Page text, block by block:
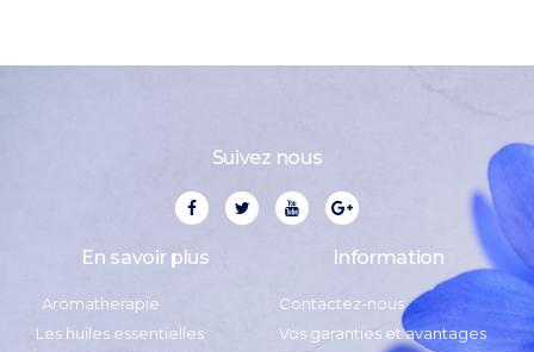
Suivez nous
En savoir plus
Aromatherapie
Les huiles essentielles
Information
Contactez-nous
Vos garanties et avantages